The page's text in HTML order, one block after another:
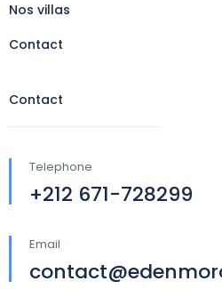
Nos villas
Contact
Contact
Telephone
+212 671-728299
Email